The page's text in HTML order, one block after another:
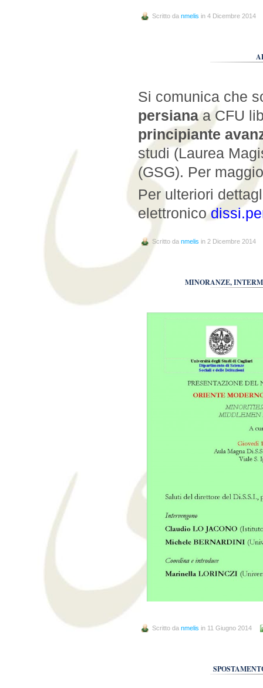
Scritto da nmelis in 4 Dicembre 2014
Si comunica che
persianaa CFU
principiante
studi (Laurea
(GSG). Per
Per ulteriori
elettronico
Scritto da nmelis in 2 Dicembre 2014
MINORANZE,
Scritto da nmelis in 11 Giugno 2014